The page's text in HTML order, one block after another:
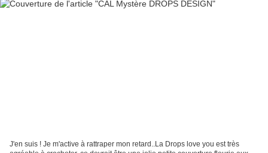
J'en suis ! Je m'active à rattraper mon retard..La Drops love you est très